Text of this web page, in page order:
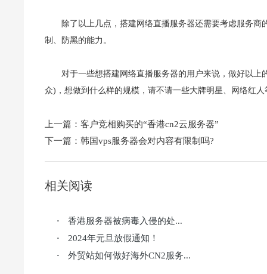
除了以上几点，搭建网络直播服务器还需要考虑服务
制、防黑的能力。
对于一些想搭建网络直播服务器的用户来说，做好以
众)，想做到什么样的规模，请不请一些大牌明星、网络红
上一篇： 客户竞相购买的“香港cn2云服务器”
下一篇： 韩国vps服务器会对内容有限制吗?
相关阅读
· 香港服务器被病毒入侵的处...
· 2024年元旦放假通知！
· 外贸站如何做好海外CN2服务...